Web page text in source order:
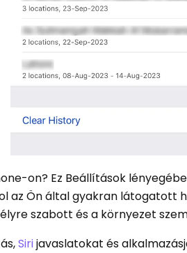
on? Ez Beállítások
az Ön által gyakran látogatott
szabott és a környezet
Sirijavaslatokat és